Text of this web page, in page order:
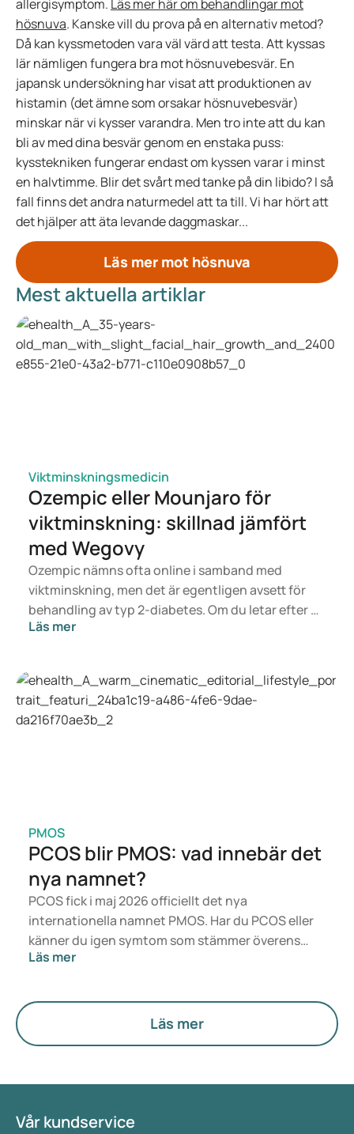
allergisymptom. Läs mer här om behandlingar mot
hösnuva. Kanske vill du prova på en alternativ metod?
Då kan kyssmetoden vara väl värd att testa. Att kyssas
lär nämligen fungera bra mot hösnuvebesvär. En
japansk undersökning har visat att produktionen av
histamin (det ämne som orsakar hösnuvebesvär)
minskar när vi kysser varandra. Men tro inte att du kan
bli av med dina besvär genom en enstaka puss:
kysstekniken fungerar endast om kyssen varar i minst
en halvtimme. Blir det svårt med tanke på din libido? I så
fall finns det andra naturmedel att ta till. Vi har hört att
det hjälper att äta levande daggmaskar...
Läs mer mot hösnuva
Mest aktuella artiklar
Viktminskningsmedicin
Ozempic eller Mounjaro för
viktminskning: skillnad jämfört
med Wegovy
Ozempic nämns ofta online i samband med
viktminskning, men det är egentligen avsett för
behandling av typ 2-diabetes. Om du letar efter en
behandling för viktkontroll är det snarare
avgörs av en läkare utifrån din hälsa, ditt BMI och
din medicinanvändning.
Läs mer
PMOS
PCOS blir PMOS: vad innebär det
nya namnet?
PCOS fick i maj 2026 officiellt det nya
internationella namnet PMOS. Har du PCOS eller
känner du igen symtom som stämmer överens
med det? Medicinskt sett förändras inget direkt.
hormoner, ämnesomsättning och äggstockarnas
Läs mer
Läs mer
Vår kundservice